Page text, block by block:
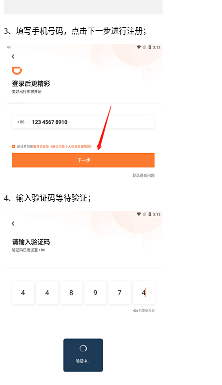
3、填写手机号码，点击下一步进行注册；
4、输入验证码等待验证；